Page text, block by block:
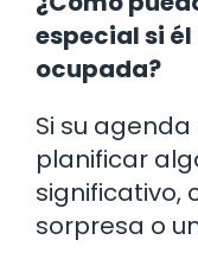
especial si
ocupada?
Si su
planificar
significativo,
sorpresa o